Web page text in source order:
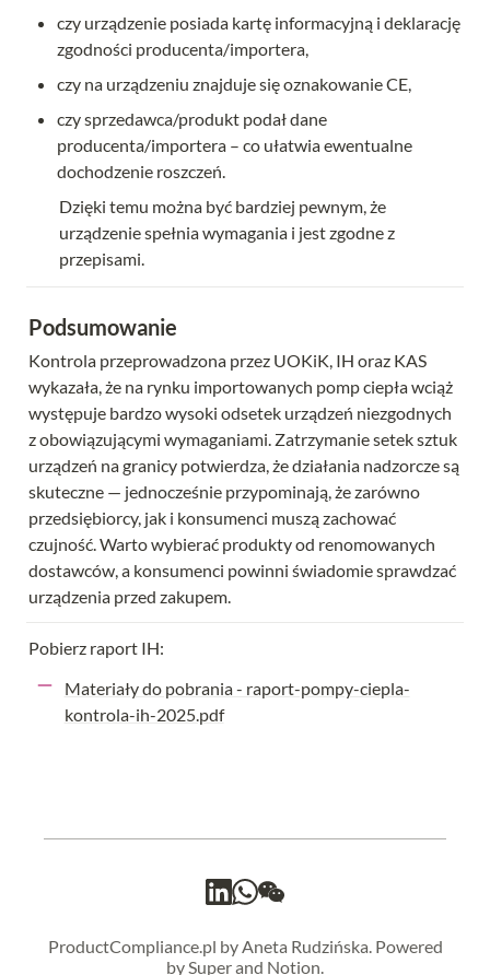
czy urządzenie posiada kartę informacyjną i deklarację
zgodności producenta/importera,
czy na urządzeniu znajduje się oznakowanie CE,
czy sprzedawca/produkt podał dane
producenta/importera – co ułatwia ewentualne
dochodzenie roszczeń.
Dzięki temu można być bardziej pewnym, że
urządzenie spełnia wymagania i jest zgodne z
przepisami.
Podsumowanie
Kontrola przeprowadzona przez UOKiK, IH oraz KAS
wykazała, że na rynku importowanych pomp ciepła wciąż
występuje bardzo wysoki odsetek urządzeń niezgodnych
z obowiązującymi wymaganiami. Zatrzymanie setek sztuk
urządzeń na granicy potwierdza, że działania nadzorcze są
skuteczne — jednocześnie przypominają, że zarówno
przedsiębiorcy, jak i konsumenci muszą zachować
czujność. Warto wybierać produkty od renomowanych
dostawców, a konsumenci powinni świadomie sprawdzać
urządzenia przed zakupem.
Pobierz raport IH:
Materiały do pobrania - raport-pompy-ciepla-
kontrola-ih-2025.pdf
ProductCompliance.pl by Aneta Rudzińska. Powered
by Super and Notion.